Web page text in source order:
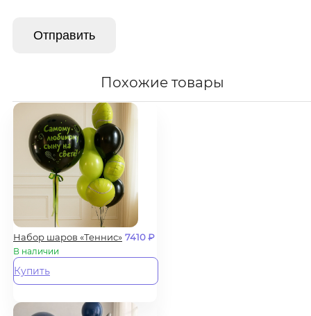
Похожие товары
Набор шаров «Теннис» 7410₽
В наличии
Купить